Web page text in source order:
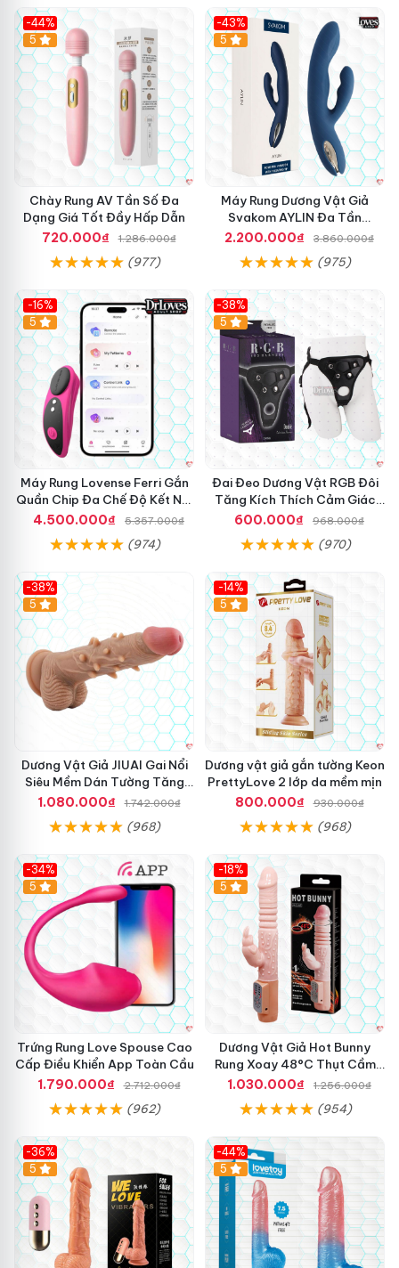
-44%
Hot
5
Chày Rung AV Tần Số Đa
Dạng Giá Tốt Đầy Hấp Dẫn
720.000₫
1.286.000₫
(977)
-43%
Hot
5
Máy Rung Dương Vật Giả
Svakom AYLIN Đa Tần
Massage Sướng
2.200.000₫ 3.860.000₫
(975)
-16%
Hot
5
Máy Rung Lovense Ferri Gắn
Quần Chip Đa Chế Độ Kết Nối
App
4.500.000₫ 5.357.000₫
(974)
-38%
Hot
5
Đai Đeo Dương Vật RGB Đôi
Tăng Kích Thích Cảm Giác
Mạnh Mẽ
600.000₫ 968.000₫
(970)
-38%
5
Dương Vật Giả JIUAI Gai Nổi
Siêu Mềm Dán Tường Tăng
Khoái Cảm
1.080.000₫ 1.742.000₫
(968)
-14%
5
Dương vật giả gắn tường Keon
PrettyLove 2 lớp da mềm mịn
800.000₫
930.000₫
(968)
-34%
5
Trứng Rung Love Spouse Cao
Cấp Điều Khiển App Toàn Cầu
1.790.000₫
2.712.000₫
(962)
-18%
Hot
5
Dương Vật Giả Hot Bunny
Rung Xoay 48°C Thụt Cầm
Tay
1.030.000₫ 1.256.000₫
(954)
-36%
5
-44%
Hot
5